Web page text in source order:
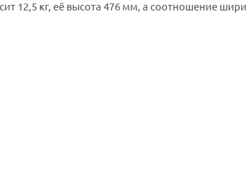
12,5 кг, её высота 476 мм, а соотношение